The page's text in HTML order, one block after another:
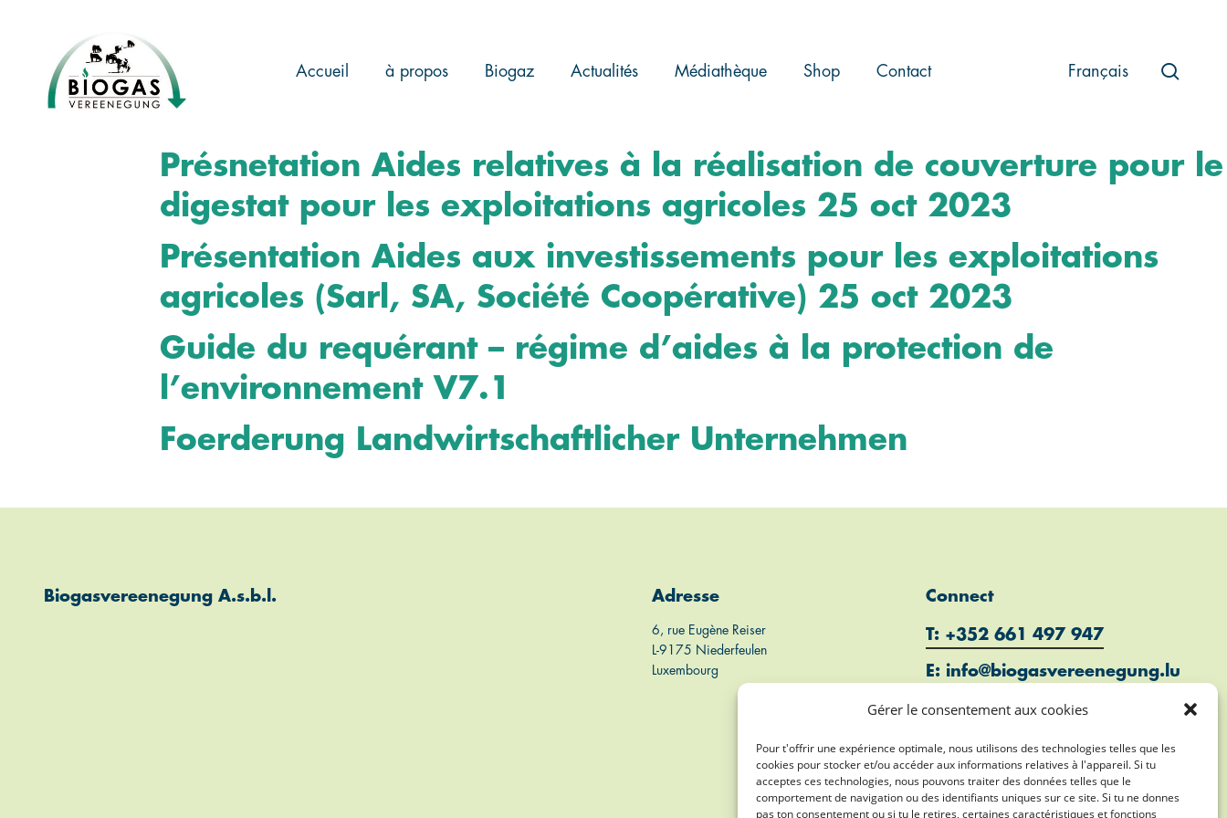
Gérer le consentement aux cookies
Pour t'offrir une expérience optimale, nous utilisons des technologies telles que les
cookies pour stocker et/ou accéder aux informations relatives à l'appareil. Si tu
acceptes ces technologies, nous pouvons traiter des données telles que le
comportement de navigation ou des identifiants uniques sur ce site. Si tu ne donnes
pas ton consentement ou si tu le retires, certaines caractéristiques et fonctions
Accueil à propos Biogaz Actualités Médiathèque Shop Contact Français
Présnetation Aides relatives à la réalisation de couverture pour le
digestat pour les exploitations agricoles 25 oct 2023
Présentation Aides aux investissements pour les exploitations
agricoles (Sarl, SA, Société Coopérative) 25 oct 2023
Guide du requérant – régime d’aides à la protection de
l’environnement V7.1
Foerderung Landwirtschaftlicher Unternehmen
Biogasvereenegung A.s.b.l. Adresse
6, rue Eugène Reiser
L-9175 Niederfeulen
Luxembourg
Connect
T: +352 661 497 947
E: info@biogasvereenegung.lu